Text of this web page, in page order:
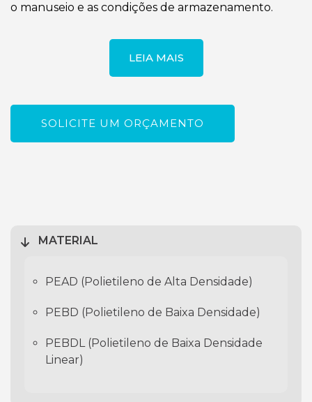
o manuseio e as condições de armazenamento.
LEIA MAIS
SOLICITE UM ORÇAMENTO
MATERIAL
PEAD (Polietileno de Alta Densidade)
PEBD (Polietileno de Baixa Densidade)
PEBDL (Polietileno de Baixa Densidade
Linear)